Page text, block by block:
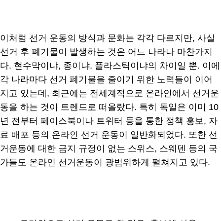
이처럼 선거 운동의 방식과 문화는 각각 다르지만, 사실
선거 후 폐기물이 발생하는 것은 어느 나라나 마찬가지
다. 현수막이냐, 종이냐, 플라스틱이냐의 차이일 뿐. 이에
각 나라마다 선거 폐기물을 줄이기 위한 노력들이 이어
지고 있는데, 최근에는 전세계적으로 온라인에서 선거운
동을 하는 것이 트렌드로 떠올랐다. 특히 독일은 이미 10
년 전부터 페이스북이나 트위터 등을 통한 정책 홍보, 자
료 배포 등의 온라인 선거 운동이 일반화되었다. 또한 선
거운동에 대한 금지 규정이 없는 스위스, 스웨덴 등의 국
가들도 온라인 선거운동이 광범위하게 펼쳐지고 있다.